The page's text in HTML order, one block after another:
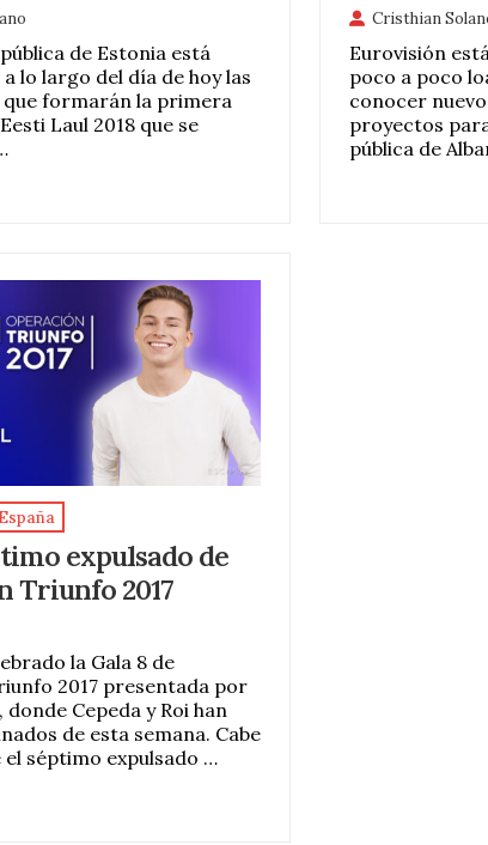
de Estonia está
lo largo del día de hoy las
que formarán la primera
Laul 2018 que se
Cristhian
Eurovisión
poco a poco
conocer
proyectos
pública de
España
expulsado de
Triunfo 2017
la Gala 8 de
2017 presentada por
donde Cepeda y Roi han
de esta semana. Cabe
séptimo expulsado …